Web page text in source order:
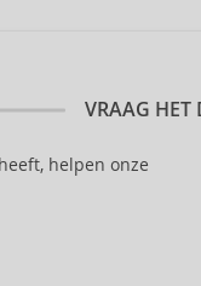
VRAAG HET
helpen onze